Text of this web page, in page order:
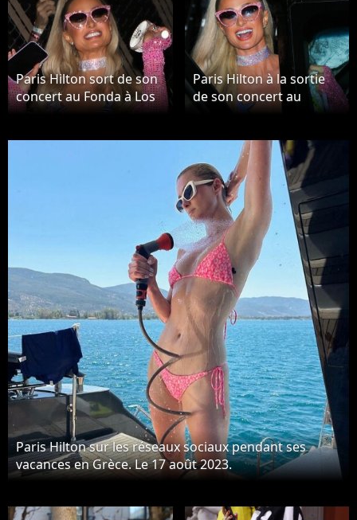
Paris Hilton sort de son
concert au Fonda à Los
Angeles le 7 juin 2023.
Paris Hilton à la sortie
de son concert au
Fonda Theater à Los
Paris Hilton sur les réseaux sociaux pendant ses
vacances en Grèce. Le 17 août 2023.